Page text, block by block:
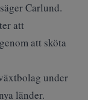
Carlund.
att
att sköta
under
länder.